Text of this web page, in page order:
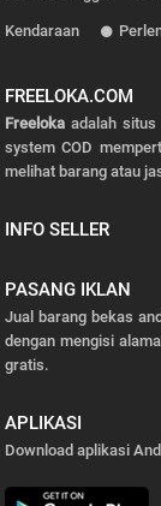
Kendaraan
FREELOKA.COM
Freelokaadalah situs
system COD
melihat barang atau
INFO SELLER
PASANG IKLAN
Jual barang bekas
dengan mengisi
gratis.
APLIKASI
Download aplikasi